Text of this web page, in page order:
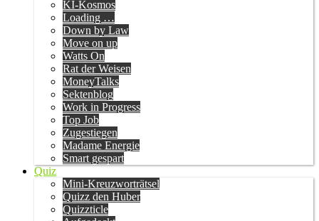
KI-Kosmos
Loading …
Down by Law
Move on up
Watts On
Rat der Weisen
MoneyTalks
Sektenblog
Work in Progress
Top Job
Zugestiegen
Madame Energie
Smart gespart
Quiz
Mini-Kreuzworträtsel
Quizz den Huber
Quizzticle